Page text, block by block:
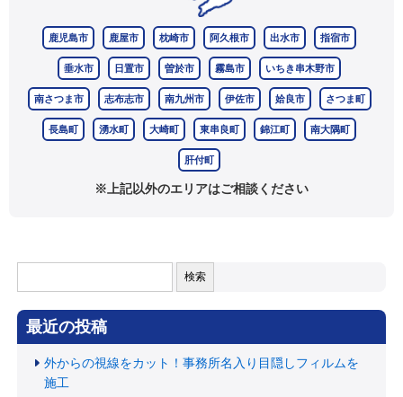
鹿児島市 鹿屋市 枕崎市 阿久根市 出水市 指宿市
垂水市 日置市 曽於市 霧島市 いちき串木野市
南さつま市 志布志市 南九州市 伊佐市 姶良市 さつま町
長島町 湧水町 大崎町 東串良町 錦江町 南大隅町
肝付町
※上記以外のエリアはご相談ください
索:
最近の投稿
外からの視線をカット！事務所名入り目隠しフィルムを
施工